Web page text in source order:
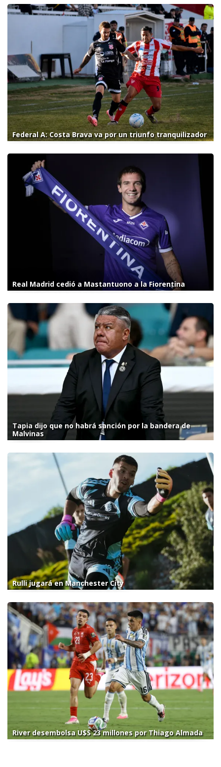
Federal A: Costa Brava va por un triunfo tranquilizador
Real Madrid cedió a Mastantuono a la Fiorentina
Tapia dijo que no habrá sanción por la bandera de
Malvinas
Rulli jugará en Manchester City
River desembolsa U$S 23 millones por Thiago Almada